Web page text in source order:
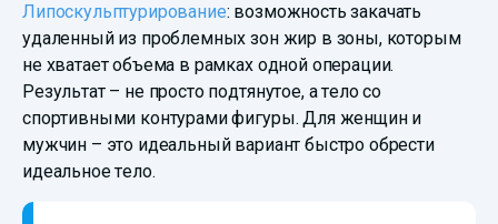
Липоскульптурирование: возможность закачать
удаленный из проблемных зон жир в зоны, которым
не хватает объема в рамках одной операции.
Результат – не просто подтянутое, а тело со
спортивными контурами фигуры. Для женщин и
мужчин – это идеальный вариант быстро обрести
идеальное тело.